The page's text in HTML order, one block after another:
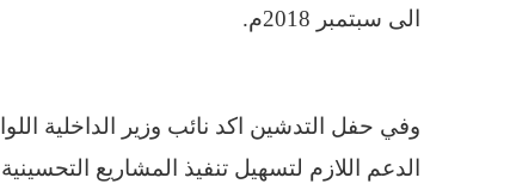
الى سبتمبر 2018م.
وفي حفل التدشين اكد نائب وزير الداخلية
الدعم اللازم لتسهيل تنفيذ المشاريع